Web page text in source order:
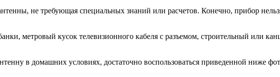
не требующая специальных знаний или расчетов. Конечно, прибор
метровый кусок телевизионного кабеля с разъемом, строительный или
в домашних условиях, достаточно воспользоваться приведенной ниже